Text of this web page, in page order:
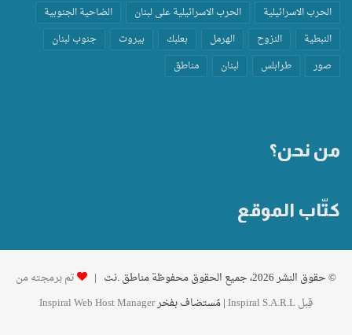
الحرب الاسرائيلية
الحرب الاسرائيلية على لبنان
الضاحية الجنوبية
النبطية
النزوح الهرمل بعلبك بيروت
جنوب لبنان
صور
طرابلس لبنان مناطق
من نحن؟
كتّاب الموقع
© حقوق النشر 2026، جميع الحقوق محفوظة مناطق .نت |
تم برمجته من
قِبل Inspiral S.A.R.L
| مُستضاف بفخرInspiral Web Host Manager